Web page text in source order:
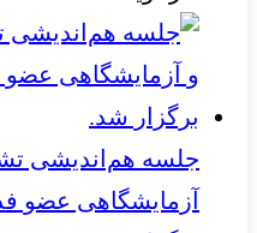
جلسه هم‌اندیشی
آزمایشگاهی عضو